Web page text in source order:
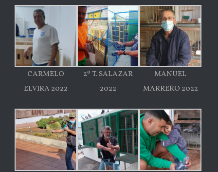
CARMELO
ELVIRA 2022
2º T. SALAZAR
2022
MANUEL
MARRERO 2022